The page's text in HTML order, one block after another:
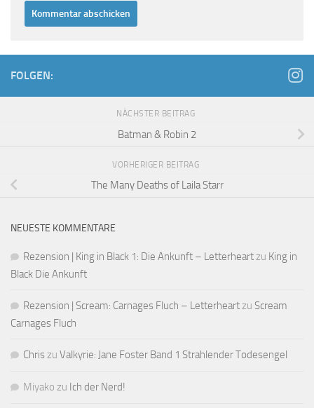
FOLGEN:
NÄCHSTER BEITRAG
Batman & Robin 2
VORHERIGER BEITRAG
The Many Deaths of Laila Starr
NEUESTE KOMMENTARE
Rezension | King in Black 1: Die Ankunft – Letterheartzu King in
Black Die Ankunft
Rezension | Scream: Carnages Fluch – Letterheartzu Scream
Carnages Fluch
Chriszu Valkyrie: Jane Foster Band 1 Strahlender Todesengel
Miyako zu Ich der Nerd!